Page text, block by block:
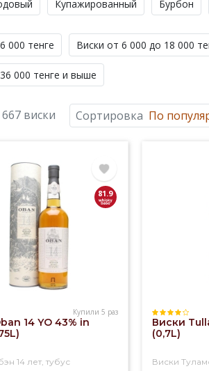
Купажированный Бурбон
000 тенге Виски от 6 000 до 18 000
000 тенге и выше
виски Сортировка
81.9
Купили 5 раз
14 YO 43% in
14 лет, тубус
Виски
(0,7L)
Виски